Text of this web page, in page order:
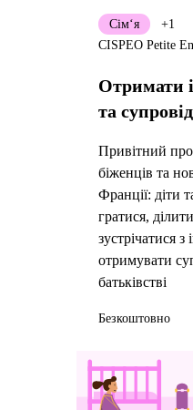
Отримати
та
Привітний
біженців та
Франції: діти
гратися,
зустрічатися
отримувати
батьківстві
Сім‘я
+1
CISPEO Petite
Безкоштовно